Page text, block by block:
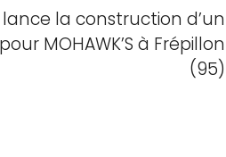
lance la construction d’un
MOHAWK’S à Frépillon
(95)